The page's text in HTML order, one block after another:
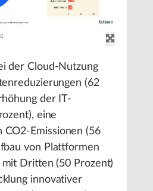
der Cloud-Nutzung
(62
der IT-
eine
CO2-Emissionen (56
von Plattformen
Dritten (50 Prozent)
innovativer